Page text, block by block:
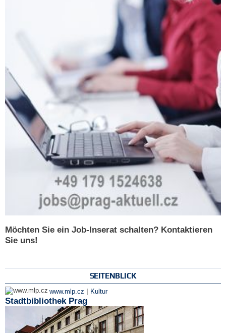
Möchten Sie ein Job-Inserat schalten? Kontaktieren
Sie uns!
SEITENBLICK
www.mlp.cz | Kultur
Stadtbibliothek Prag